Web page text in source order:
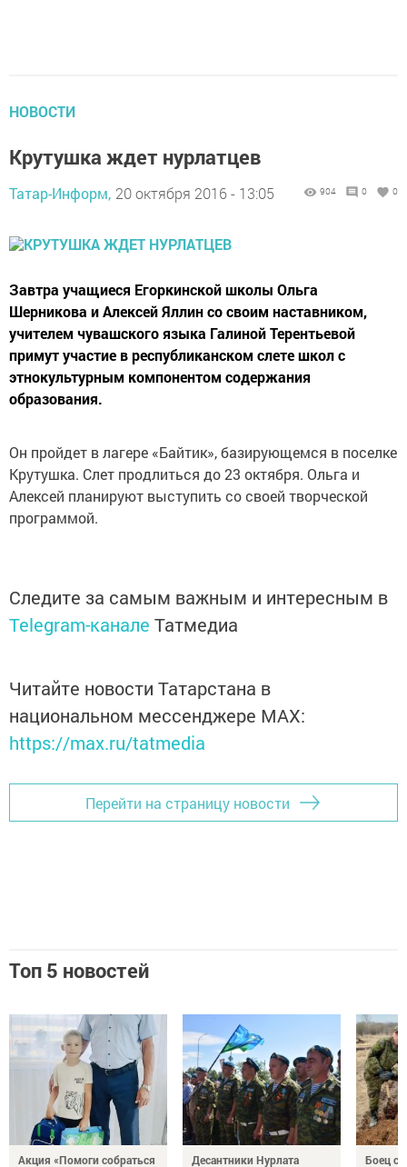
НОВОСТИ
Крутушка ждет нурлатцев
Татар-Информ, 20 октября 2016 - 13:05 904 0 0
Завтра учащиеся Егоркинской школы Ольга
Шерникова и Алексей Яллин со своим наставником,
учителем чувашского языка Галиной Терентьевой
примут участие в республиканском слете школ с
этнокультурным компонентом содержания
образования.
Он пройдет в лагере «Байтик», базирующемся в поселке
Крутушка. Слет продлиться до 23 октября. Ольга и
Алексей планируют выступить со своей творческой
программой.
Следите за самым важным и интересным в
Telegram-канале Татмедиа
Читайте новости Татарстана в
национальном мессенджере MАХ:
https://max.ru/tatmedia
Перейти на страницу новости
Топ 5 новостей
Акция «Помоги собраться
Десантники Нурлата
Боец с